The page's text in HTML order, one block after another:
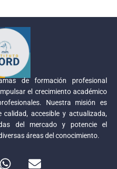
de formación profesional
el crecimiento académico
Nuestra misión es
accesible y actualizada,
del mercado y potencie el
áreas del conocimiento.